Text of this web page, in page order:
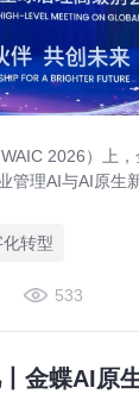
2026）上
管理AI与AI原生
转型
533
金蝶AI原